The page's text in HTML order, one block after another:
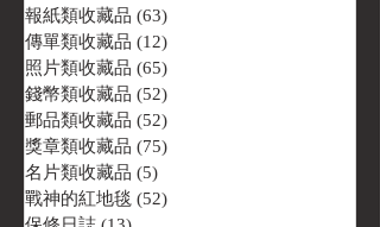
報紙類收藏品 (63)
傳單類收藏品 (12)
照片類收藏品 (65)
錢幣類收藏品 (52)
郵品類收藏品 (52)
獎章類收藏品 (75)
名片類收藏品 (5)
戰神的紅地毯 (52)